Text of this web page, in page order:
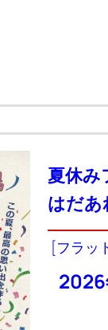
夏休み
はだあ
[フラッ